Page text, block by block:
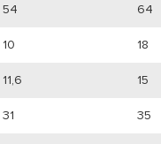
54 64
10 18
11,6 15
31 35